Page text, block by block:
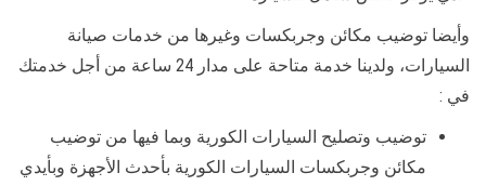
وأيضا توضيب مكائن وجربكسات وغيرها من خدمات صيانة
السيارات، ولدينا خدمة متاحة على مدار 24 ساعة من أجل خدمتك
في :
توضيب وتصليح السيارات الكورية وبما فيها من توضيب
مكائن وجربكسات السيارات الكورية بأحدث الأجهزة وبأيدي